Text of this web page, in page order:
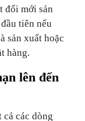
đổi mới sản
tiên nếu
sản xuất hoặc
hàng.
lên đến
cả các dòng